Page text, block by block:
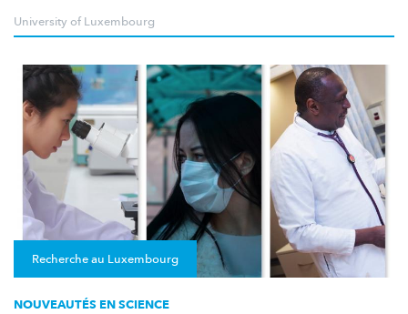
University of Luxembourg
Recherche au Luxembourg
NOUVEAUTÉS EN SCIENCE